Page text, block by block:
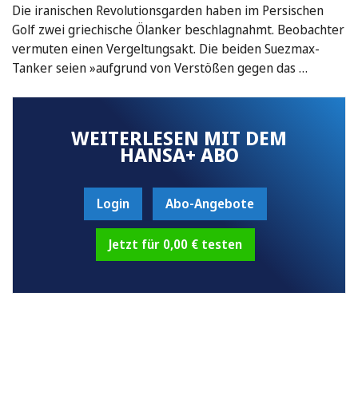
Die iranischen Revolutionsgarden haben im Persischen
Golf zwei griechische Ölanker beschlagnahmt. Beobachter
vermuten einen Vergeltungsakt. Die beiden Suezmax-
Tanker seien »aufgrund von Verstößen gegen das …
WEITERLESEN MIT DEM
HANSA+ ABO
Login Abo-Angebote
Jetzt für 0,00 € testen